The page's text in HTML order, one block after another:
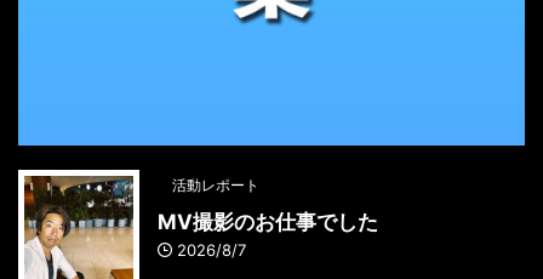
活動レポート
MV撮影のお仕事でした
2026/8/7